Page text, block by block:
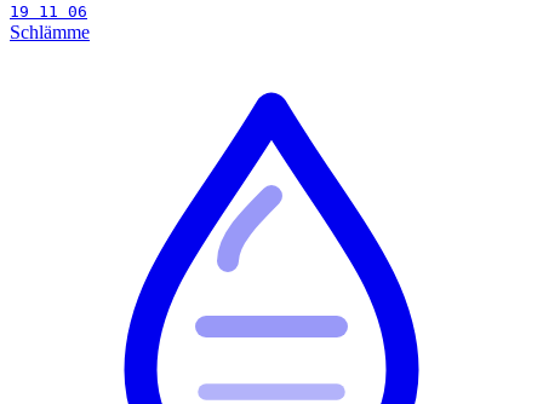
19 11 06
Schlämme